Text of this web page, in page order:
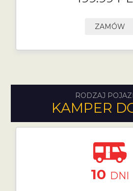
ZAMÓW
RODZAJ
KAMPER
10 DNI